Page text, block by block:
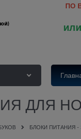
ПО
ДЛЯ
БЛОКИ ПИТАНИЯ -